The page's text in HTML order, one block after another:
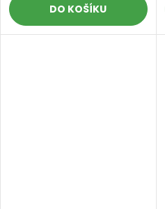
DO KOŠÍKU